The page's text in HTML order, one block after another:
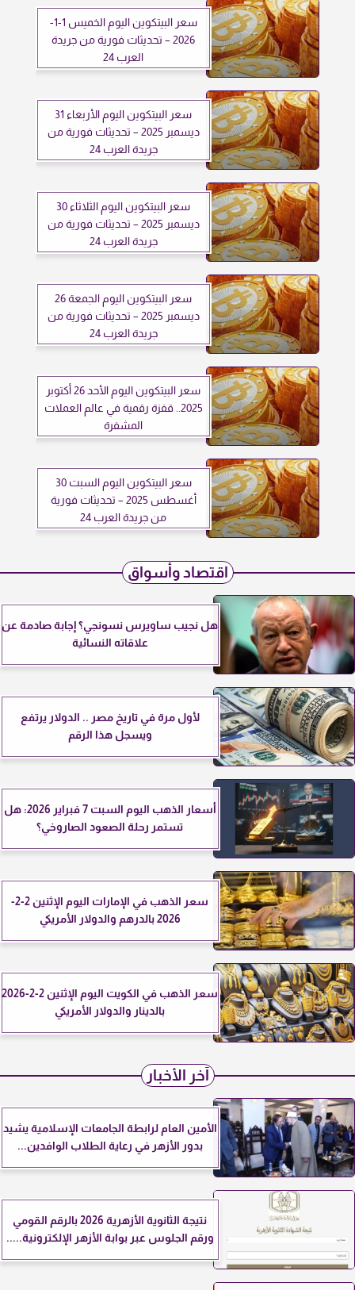
سعر البيتكوين اليوم الخميس 1-1-
2026 – تحديثات فورية من جريدة
العرب 24
سعر البيتكوين اليوم الأربعاء 31
ديسمبر 2025 – تحديثات فورية من
جريدة العرب 24
سعر البيتكوين اليوم الثلاثاء 30
ديسمبر 2025 – تحديثات فورية من
جريدة العرب 24
سعر البيتكوين اليوم الجمعة 26
ديسمبر 2025 – تحديثات فورية من
جريدة العرب 24
سعر البيتكوين اليوم الأحد 26 أكتوبر
2025.. قفزة رقمية في عالم العملات
المشفرة
سعر البيتكوين اليوم السبت 30
أغسطس 2025 – تحديثات فورية
من جريدة العرب 24
اقتصاد وأسواق
هل نجيب ساويرس نسونجي؟ إجابة صادمة عن
علاقاته النسائية
لأول مرة في تاريخ مصر .. الدولار يرتفع
ويسجل هذا الرقم
أسعار الذهب اليوم السبت 7 فبراير 2026: هل
تستمر رحلة الصعود الصاروخي؟
سعر الذهب في الإمارات اليوم الإثنين 2-2-
2026 بالدرهم والدولار الأمريكي
سعر الذهب في الكويت اليوم الإثنين 2-2-2026
بالدينار والدولار الأمريكي
آخر الأخبار
الأمين العام لرابطة الجامعات الإسلامية يشيد
بدور الأزهر في رعاية الطلاب الوافدين...
نتيجة الثانوية الأزهرية 2026 بالرقم القومي
ورقم الجلوس عبر بوابة الأزهر الإلكترونية.....